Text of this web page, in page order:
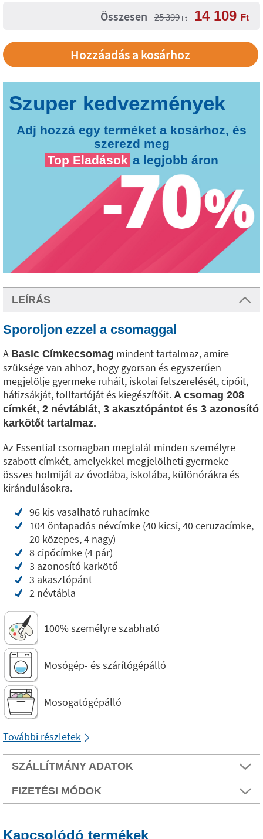
Összesen 25 399 Ft 14 109 Ft
Hozzáadás a kosárhoz
Adj hozzá egy terméket a kosárhoz, és
szerezd meg
Top Eladások a legjobb áron
LEÍRÁS
Sporoljon ezzel a csomaggal
A Basic Címkecsomag mindent tartalmaz, amire
szüksége van ahhoz, hogy gyorsan és egyszerűen
megjelölje gyermeke ruháit, iskolai felszerelését, cipőit,
hátizsákját, tolltartóját és kiegészítőit. A csomag 208
címkét, 2 névtáblát, 3 akasztópántot és 3 azonosító
karkötőt tartalmaz.
Az Essential csomagban megtalál minden személyre
szabott címkét, amelyekkel megjelölheti gyermeke
összes holmiját az óvodába, iskolába, különórákra és
kirándulásokra.
96 kis vasalható ruhacímke
104 öntapadós névcímke (40 kicsi, 40 ceruzacímke,
20 közepes, 4 nagy)
8 cipőcímke (4 pár)
3 azonosító karkötő
3 akasztópánt
2 névtábla
100% személyre szabható
Mosógép- és szárítógépálló
Mosogatógépálló
További részletek
SZÁLLÍTMÁNY ADATOK
FIZETÉSI MÓDOK
Kapcsolódó termékek